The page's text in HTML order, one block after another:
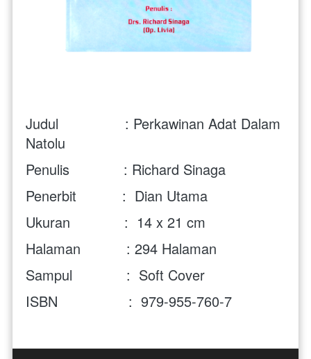
Judul                : Perkawinan Adat Dalam
Natolu
Penulis             : Richard Sinaga
Penerbit           :  Dian Utama
Ukuran             :  14 x 21 cm
Halaman           : 294 Halaman
Sampul             :  Soft Cover
ISBN                 :  979-955-760-7